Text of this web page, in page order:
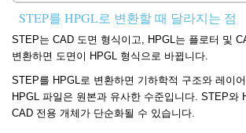
STEP를 HPGL로 변환할 때 달라지는 점
STEP는 CAD 도면 형식이고, HPGL는 플로터 및
변환하면 도면이 HPGL 형식으로 바뀝니다.
STEP를 HPGL로 변환하면 기하학적 구조와 레이
HPGL 파일은 원본과 유사한 수준입니다. STEP와
CAD 전용 개체가 단순화될 수 있습니다.